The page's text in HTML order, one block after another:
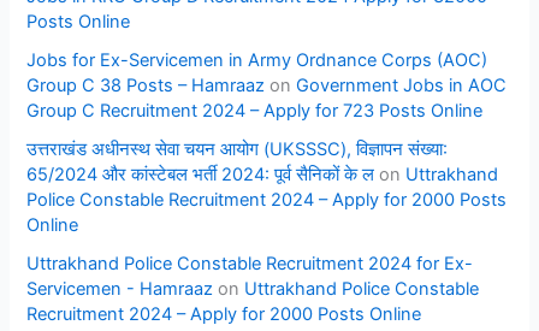
Posts Online
Jobs for Ex-Servicemen in Army Ordnance Corps (AOC)
Group C 38 Posts – Hamraaz onGovernment Jobs in AOC
Group C Recruitment 2024 – Apply for 723 Posts Online
उत्तराखंड अधीनस्थ सेवा चयन आयोग (UKSSSC), विज्ञापन संख्या:
65/2024 और कांस्टेबल भर्ती 2024: पूर्व सैनिकों के ल on Uttrakhand
Police Constable Recruitment 2024 – Apply for 2000 Posts
Online
Uttrakhand Police Constable Recruitment 2024 for Ex-
Servicemen - Hamraaz on Uttrakhand Police Constable
Recruitment 2024 – Apply for 2000 Posts Online